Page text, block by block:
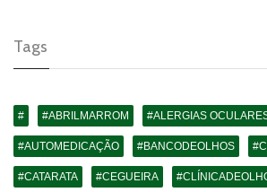
Tags
# #ABRILMARROM #ALERGIAS
#AUTOMEDICAÇÃO #BANCODEOLHOS
#CATARATA #CEGUEIRA